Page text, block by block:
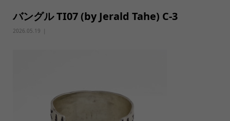
バングル TI07 (by Jerald Tahe) C-3
2026.05.19